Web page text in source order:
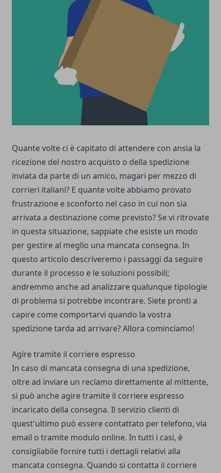
Quante volte ci è capitato di attendere con ansia la
ricezione del nostro acquisto o della spedizione
inviata da parte di un amico, magari per mezzo di
corrieri italiani? E quante volte abbiamo provato
frustrazione e sconforto nel caso in cui non sia
arrivata a destinazione come previsto? Se vi ritrovate
in questa situazione, sappiate che esiste un modo
per gestire al meglio una mancata consegna. In
questo articolo descriveremo i passaggi da seguire
durante il processo e le soluzioni possibili;
andremmo anche ad analizzare qualunque tipologie
di problema si potrebbe incontrare. Siete pronti a
capire come comportarvi quando la vostra
spedizione tarda ad arrivare? Allora cominciamo!
Agire tramite il corriere espresso
In caso di mancata consegna di una spedizione,
oltre ad inviare un reclamo direttamente al mittente,
si può anche agire tramite il corriere espresso
incaricato della consegna. Il servizio clienti di
quest'ultimo può essere contattato per telefono, via
email o tramite modulo online. In tutti i casi, è
consigliabile fornire tutti i dettagli relativi alla
mancata consegna. Quando si contatta il corriere